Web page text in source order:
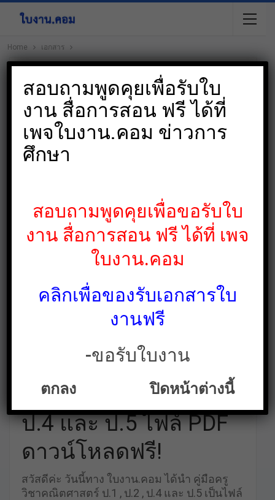
Home เอกสาร
คู่มือครูวิชา
คณิตศาสตร์ ป.1 , ป.2 ,
ป.4 และ ป.5 ไฟล์ PDF
ดาวน์โหลดฟรี!
สวัสดีค่ะ วันนี้ทาง ใบงาน.คอม ได้นำ คู่มือครู
วิชาคณิตศาสตร์ ป.1 , ป.2 , ป.4 และ ป.5 เป็นไฟล์
สอบถามพูดคุยเพื่อรับใบ
งาน สื่อการสอน ฟรี ได้ที่
เพจใบงาน.คอม ข่าวการ
ศึกษา
สอบถามพูดคุยเพื่อขอรับใบ
งาน สื่อการสอน ฟรี ได้ที่ เพจ
ใบงาน.คอม
คลิกเพื่อของรับเอกสารใบ
งานฟรี
-ขอรับใบงาน
ตกลง ปิดหน้าต่างนี้